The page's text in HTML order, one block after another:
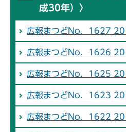
成30年）〉
広報まつどNo．1627
広報まつどNo．1626
広報まつどNo．1625
広報まつどNo．1623
広報まつどNo．1622